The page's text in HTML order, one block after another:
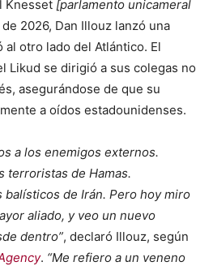
Knesset [parlamento unicameral
2026, Dan Illouz lanzó una
otro lado del Atlántico. El
Likud se dirigió a sus colegas no
asegurándose de que su
a oídos estadounidenses.
a los enemigos externos.
terroristas de Hamas.
balísticos de Irán. Pero hoy miro
aliado, y veo un nuevo
dentro”, declaró Illouz, según
. “Me refiero a un veneno